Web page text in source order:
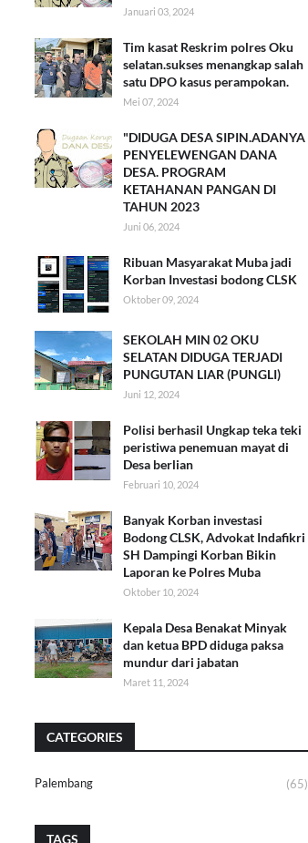
Januari 03, 2024
Tim kasat Reskrim polres Oku
selatan.sukses menangkap salah
satu DPO kasus perampokan.
Mei 07, 2024
"DIDUGA DESA SIPIN.ADANYA
PENYELEWENGAN DANA
DESA. PROGRAM
KETAHANAN PANGAN DI
TAHUN 2023
Juni 06, 2024
Ribuan Masyarakat Muba jadi
Korban Investasi bodong CLSK
Oktober 09, 2024
SEKOLAH MIN 02 OKU
SELATAN DIDUGA TERJADI
PUNGUTAN LIAR (PUNGLI)
Juni 12, 2024
Polisi berhasil Ungkap teka teki
peristiwa penemuan mayat di
Desa berlian
Februari 10, 2024
Banyak Korban investasi
Bodong CLSK, Advokat Indafikri
SH Dampingi Korban Bikin
Laporan ke Polres Muba
Oktober 10, 2024
Kepala Desa Benakat Minyak
dan ketua BPD diduga paksa
mundur dari jabatan
Maret 11, 2024
CATEGORIES
Palembang (65)
TAGS